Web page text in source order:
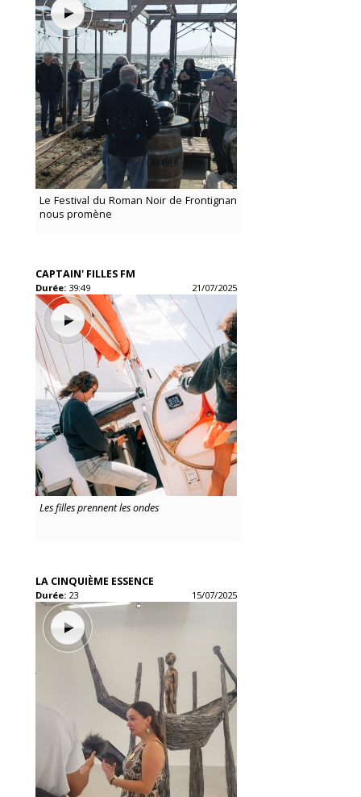
Le Festival du Roman Noir de Frontignan
nous promène
CAPTAIN' FILLES FM
Durée: 39:49 21/07/2025
Les filles prennent les ondes
LA CINQUIÈME ESSENCE
Durée: 23 15/07/2025